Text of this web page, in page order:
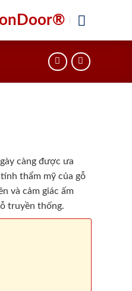
càng được ưa
thẩm mỹ của gỗ
và cảm giác ấm
truyền thống.